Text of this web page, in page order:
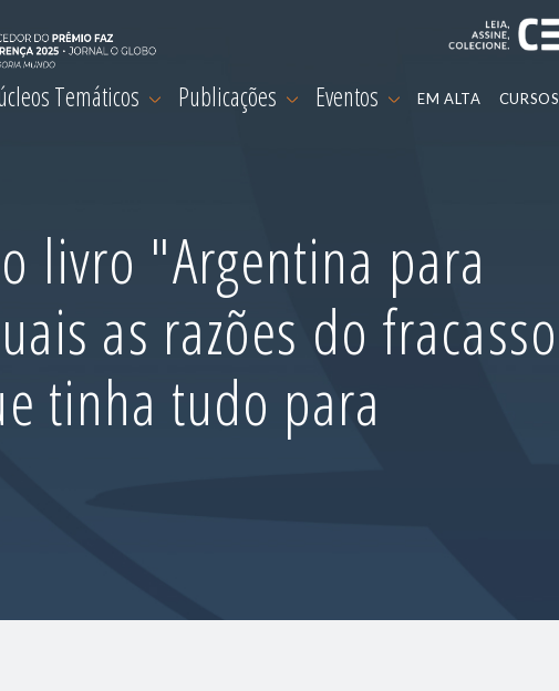
Temáticos Publicações Eventos EM ALTA CURSOS
livro "Argentina para
as razões do fracasso
tinha tudo para